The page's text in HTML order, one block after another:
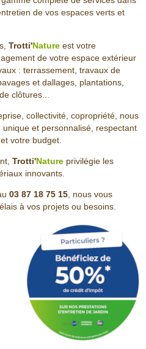
de vos espaces verts et
Trotti'Natureest votre
de votre espace extérieur
: terrassement, travaux de
et dallages, plantations,
clôtures...
collectivité, copropriété, nous
et personnalisé, respectant
votre budget.
Trotti'Natureprivilégie les
innovants.
03 87 18 75 15, nous vous
à vos projets ou besoins.